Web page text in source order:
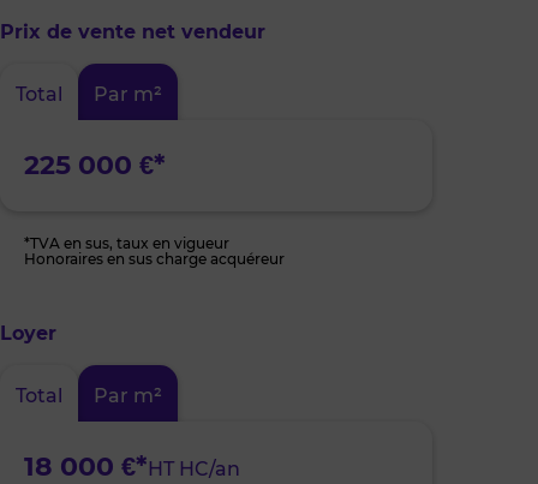
à
de
Rennes
Prix de vente net vendeur
Total Par m²
225 000 €*
*TVA en sus, taux en vigueur
Honoraires en sus charge acquéreur
Loyer
Total Par m²
18 000 €*HT HC/an